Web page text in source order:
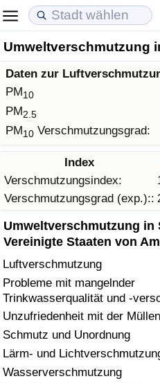
Umweltverschmutzung
Daten zur
PM10
PM2.5
PM10 Verschmutzungsgrad:
Index
Verschmutzungsindex:
Verschmutzungsgrad (exp.)::
Umweltverschmutzung in
Vereinigte Staaten von
Luftverschmutzung
Probleme mit mangelnder
Trinkwasserqualität und -
Unzufriedenheit mit der
Schmutz und Unordnung
Lärm- und
Wasserverschmutzung
Lebenshaltungskosten
Lebenshaltungskosten-
Lebenshaltungskosten-Index
Lebenshaltungskosten-
in Akaba
Immobilienpreise
Immobilienpreis-Index
Immobilienpreis-Index
Immobilienpreis-Index nach
Lebensqualität
Lebensqualität-Index
Lebensqualität-Index (aktuell)
Lebensqualitätsindex nach
Kriminalität
Kriminalitäts-Index (aktuell)
Kriminalitäts-Index
Kriminalitätsindex nach
Gesundheitsversorgung
Gesundheitsversorgungs-